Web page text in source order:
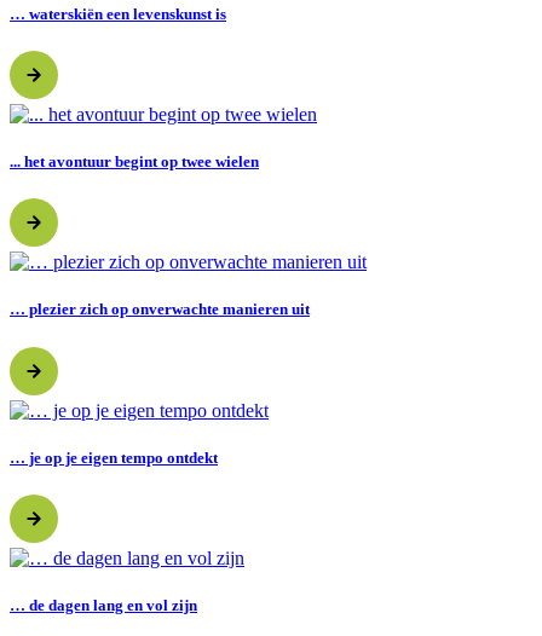
… waterskiën een levenskunst is
... het avontuur begint op twee wielen
… plezier zich op onverwachte manieren uit
… je op je eigen tempo ontdekt
… de dagen lang en vol zijn